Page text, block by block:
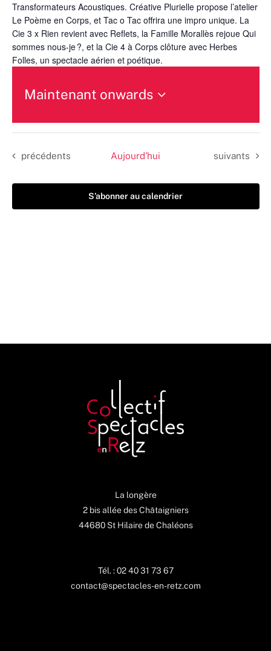
Transformateurs Acoustiques. Créative Plurielle propose l’atelier
Le Poème en Corps, et Tac o Tac offrira une impro unique. La
Cie 3 x Rien revient avec Reflets, la Famille Morallès rejoue Qui
sommes nous-je ?, et la Cie 4 à Corps clôture avec Herbes
Folles, un spectacle aérien et poétique.
Maintenant onwards
une
date.
Évènements
précédents Aujourd’hui Évènements
suivants
S’abonner au calendrier
La longère
2 bis allée des Châtaigniers
44680 St Hilaire de Chaléons
Tél. : 02 40 31 73 67
contact@spectacles-en-retz.com